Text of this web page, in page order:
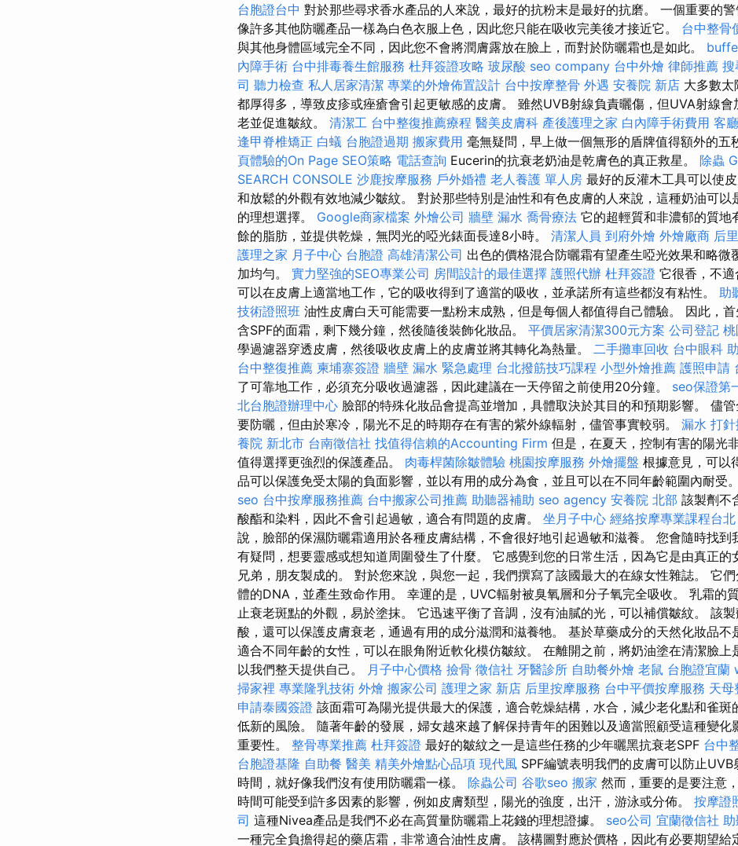
台胞證台中 對於那些尋求香水產品的人來說，最好的抗粉末是最好的抗磨。 一個重要的
像許多其他防曬產品一樣為白色衣服上色，因此您只能在吸收完美後才接近它。 台中整骨
與其他身體區域完全不同，因此您不會將潤膚露放在臉上，而對於防曬霜也是如此。
內障手術 台中排毒養生館服務 杜拜簽證攻略 玻尿酸 seo company 台中外燴 律師推薦 搜
司 聽力檢查 私人居家清潔 專業的外燴佈置設計 台中按摩整骨 外遇 安養院 新店 大多數太
都厚得多，導致皮疹或痤瘡會引起更敏感的皮膚。 雖然UVB射線負責曬傷，但UVA射線會
老並促進皺紋。 清潔工 台中整復推薦療程 醫美皮膚科 產後護理之家 白內障手術費用 客
逢甲脊椎矯正 白蟻 台胞證過期 搬家費用 毫無疑問，早上做一個無形的盾牌值得額外的五
頁體驗的On Page SEO策略 電話查詢 Eucerin的抗衰老奶油是乾膚色的真正救星。 除蟲
SEARCH CONSOLE 沙鹿按摩服務 戶外婚禮 老人養護 單人房 最好的反灌木工具可以使
和放鬆的外觀有效地減少皺紋。 對於那些特別是油性和有色皮膚的人來說，這種奶油可以
的理想選擇。 Google商家檔案 外燴公司 牆壁 漏水 喬骨療法 它的超輕質和非濃郁的質地
餘的脂肪，並提供乾燥，無閃光的啞光錶面長達8小時。 清潔人員 到府外燴 外燴廠商 后
護理之家 月子中心 台胞證 高雄清潔公司 出色的價格混合防曬霜有望產生啞光效果和略微
加均勻。 實力堅強的SEO專業公司 房間設計的最佳選擇 護照代辦 杜拜簽證 它很香，不
可以在皮膚上適當地工作，它的吸收得到了適當的吸收，並承諾所有這些都沒有粘性。 助
技術證照班 油性皮膚白天可能需要一點粉末成熟，但是每個人都值得自己體驗。 因此，
含SPF的面霜，剩下幾分鐘，然後隨後裝飾化妝品。 平價居家清潔300元方案 公司登記
學過濾器穿透皮膚，然後吸收皮膚上的皮膚並將其轉化為熱量。 二手攤車回收 台中眼科
台中整復推薦 柬埔寨簽證 牆壁 漏水 緊急處理 台北撥筋技巧課程 小型外燴推薦 護照申請
了可靠地工作，必須充分吸收過濾器，因此建議在一天停留之前使用20分鐘。 seo保證第
北台胞證辦理中心 臉部的特殊化妝品會提高並增加，具體取決於其目的和預期影響。 儘
要防曬，但由於寒冷，陽光不足的時期存在有害的紫外線輻射，儘管事實較弱。 漏水 打針
養院 新北市 台南徵信社 找值得信賴的Accounting Firm 但是，在夏天，控制有害的陽光
值得選擇更強烈的保護產品。 肉毒桿菌除皺體驗 桃園按摩服務 外燴擺盤 根據意見，可以
品可以保護免受太陽的負面影響，並以有用的成分為食，並且可以在不同年齡範圍內耐受。
seo 台中按摩服務推薦 台中搬家公司推薦 助聽器補助 seo agency 安養院 北部 該製劑不
酸酯和染料，因此不會引起過敏，適合有問題的皮膚。 坐月子中心 經絡按摩專業課程台北
說，臉部的保濕防曬霜適用於各種皮膚結構，不會很好地引起過敏和滋養。 您會隨時找到
有疑問，想要靈感或想知道周圍發生了什麼。 它感覺到您的日常生活，因為它是由真正的
兄弟，朋友製成的。 對於您來說，與您一起，我們撰寫了該國最大的在線女性雜誌。 它
體的DNA，並產生致命作用。 幸運的是，UVC輻射被臭氧層和分子氧完全吸收。 乳霜的
止衰老斑點的外觀，易於塗抹。 它迅速平衡了音調，沒有油膩的光，可以補償皺紋。 該
酸，還可以保護皮膚衰老，通過有用的成分滋潤和滋養牠。 基於草藥成分的天然化妝品不
適合不同年齡的女性，可以在眼角附近軟化模仿皺紋。 在離開之前，將奶油塗在清潔臉上
以我們整天提供自己。
月子中心價格 撿骨 徵信社 牙醫診所 自助餐外燴 老鼠 台胞證宜蘭
掃家裡 專業隆乳技術 外燴 搬家公司 護理之家 新店 后里按摩服務 台中平價按摩服務 天母
申請泰國簽證 該面霜可為陽光提供最大的保護，適合乾燥結構，水合，減少老化點和雀斑
低新的風險。 隨著年齡的發展，婦女越來越了解保持青年的困難以及適當照顧受這種變化
重要性。 整骨專業推薦 杜拜簽證 最好的皺紋之一是這些任務的少年曬黑抗衰老SPF 台中
台胞證基隆 自助餐 醫美 精美外燴點心品項 現代風 SPF編號表明我們的皮膚可以防止
時間，就好像我們沒有使用防曬霜一樣。 除蟲公司 谷歌seo 搬家 然而，重要的是要注意
時間可能受到許多因素的影響，例如皮膚類型，陽光的強度，出汗，游泳或分佈。 按摩證
司 這種Nivea產品是我們不必在高質量防曬霜上花錢的理想證據。 seo公司 宜蘭徵信社
一種完全負擔得起的藥店霜，非常適合油性皮膚。 該構圖對應於價格，因此有必要期望給